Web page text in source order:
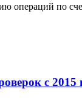
операций по
с 2015